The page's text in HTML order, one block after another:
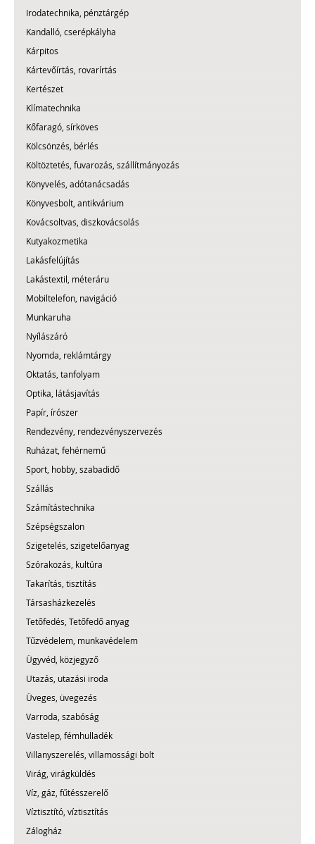
Irodatechnika, pénztárgép
Kandalló, cserépkályha
Kárpitos
Kártevőírtás, rovarírtás
Kertészet
Klímatechnika
Kőfaragó, sírköves
Kölcsönzés, bérlés
Költöztetés, fuvarozás, szállítmányozás
Könyvelés, adótanácsadás
Könyvesbolt, antikvárium
Kovácsoltvas, diszkovácsolás
Kutyakozmetika
Lakásfelújítás
Lakástextil, méteráru
Mobiltelefon, navigáció
Munkaruha
Nyílászáró
Nyomda, reklámtárgy
Oktatás, tanfolyam
Optika, látásjavítás
Papír, írószer
Rendezvény, rendezvényszervezés
Ruházat, fehérnemű
Sport, hobby, szabadidő
Szállás
Számítástechnika
Szépségszalon
Szigetelés, szigetelőanyag
Szórakozás, kultúra
Takarítás, tisztítás
Társasházkezelés
Tetőfedés, Tetőfedő anyag
Tűzvédelem, munkavédelem
Ügyvéd, közjegyző
Utazás, utazási iroda
Üveges, üvegezés
Varroda, szabóság
Vastelep, fémhulladék
Villanyszerelés, villamossági bolt
Virág, virágküldés
Víz, gáz, fűtésszerelő
Víztisztító, víztisztítás
Zálogház